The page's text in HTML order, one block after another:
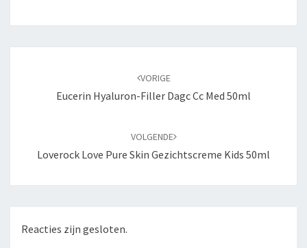
VORIGE
Eucerin Hyaluron-Filler Dagc Cc Med 50ml
VOLGENDE
Loverock Love Pure Skin Gezichtscreme Kids 50ml
Reacties zijn gesloten.